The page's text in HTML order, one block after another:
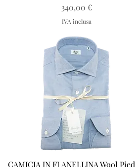
Prezzo
340,00 €
IVA inclusa
Vista rapida
CAMICIA IN FLANELLINA Wool Pied